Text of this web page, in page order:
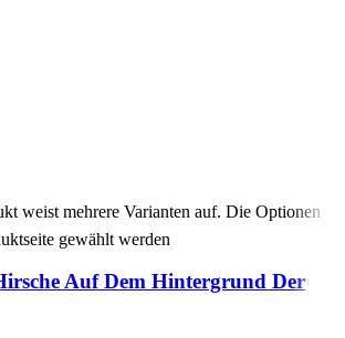
weist mehrere Varianten auf. Die Optionen
gewählt werden
Auf Dem Hintergrund Der